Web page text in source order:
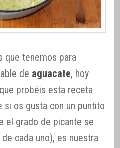
que tenemos para
de aguacate, hoy
probéis esta receta
os gusta con un puntito
el grado de picante se
cada uno), es nuestra